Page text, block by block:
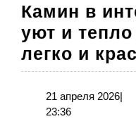
Камин в
уют и
легко и
21 апреля 202621
|
23:36